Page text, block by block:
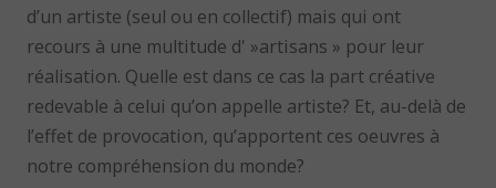
d’un artiste (seul ou en collectif) mais qui ont
recours à une multitude d' »artisans » pour leur
réalisation. Quelle est dans ce cas la part créative
redevable à celui qu’on appelle artiste? Et, au-delà de
l’effet de provocation, qu’apportent ces oeuvres à
notre compréhension du monde?